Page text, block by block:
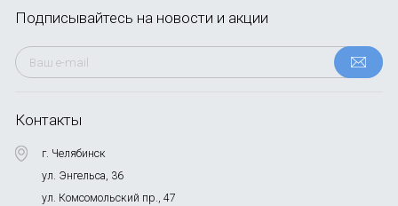
Контакты
г. Челябинск
ул. Энгельса, 36
ул. Комсомольский пр., 47
Подписывайтесь на новости и акции